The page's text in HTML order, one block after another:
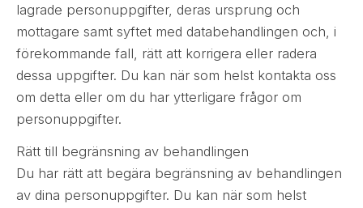
lagrade personuppgifter, deras ursprung och
mottagare samt syftet med databehandlingen och, i
förekommande fall, rätt att korrigera eller radera
dessa uppgifter. Du kan när som helst kontakta oss
om detta eller om du har ytterligare frågor om
personuppgifter.
Rätt till begränsning av behandlingen
Du har rätt att begära begränsning av behandlingen
av dina personuppgifter. Du kan när som helst